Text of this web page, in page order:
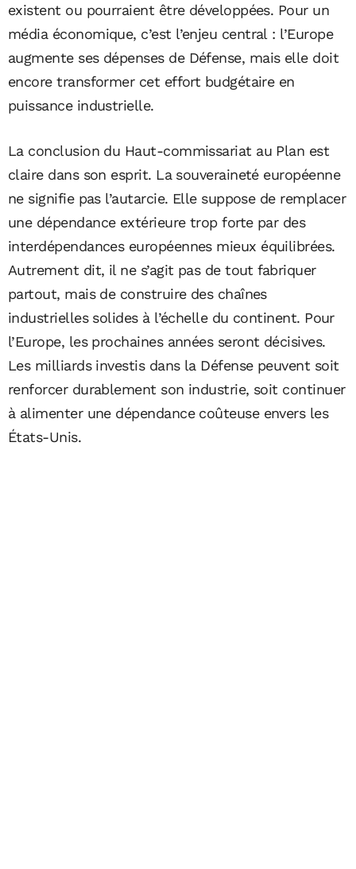
existent ou pourraient être développées. Pour un
média économique, c’est l’enjeu central : l’Europe
augmente ses dépenses de Défense, mais elle doit
encore transformer cet effort budgétaire en
puissance industrielle.
La conclusion du Haut-commissariat au Plan est
claire dans son esprit. La souveraineté européenne
ne signifie pas l’autarcie. Elle suppose de remplacer
une dépendance extérieure trop forte par des
interdépendances européennes mieux équilibrées.
Autrement dit, il ne s’agit pas de tout fabriquer
partout, mais de construire des chaînes
industrielles solides à l’échelle du continent. Pour
l’Europe, les prochaines années seront décisives.
Les milliards investis dans la Défense peuvent soit
renforcer durablement son industrie, soit continuer
à alimenter une dépendance coûteuse envers les
États-Unis.